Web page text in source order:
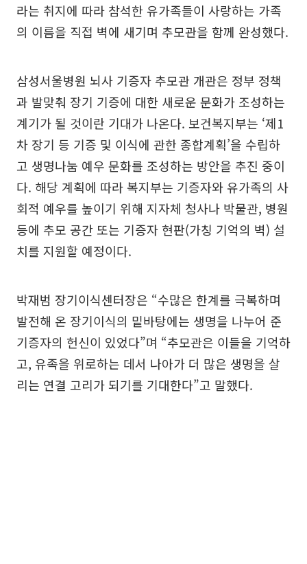
라는 취지에 따라 참석한 유가족들이 사랑하는 가족
의 이름을 직접 벽에 새기며 추모관을 함께 완성했다.
삼성서울병원 뇌사 기증자 추모관 개관은 정부 정책
과 발맞춰 장기 기증에 대한 새로운 문화가 조성하는
계기가 될 것이란 기대가 나온다. 보건복지부는 ‘제1
차 장기 등 기증 및 이식에 관한 종합계획’을 수립하
고 생명나눔 예우 문화를 조성하는 방안을 추진 중이
다. 해당 계획에 따라 복지부는 기증자와 유가족의 사
회적 예우를 높이기 위해 지자체 청사나 박물관, 병원
등에 추모 공간 또는 기증자 현판(가칭 기억의 벽) 설
치를 지원할 예정이다.
박재범 장기이식센터장은 “수많은 한계를 극복하며
발전해 온 장기이식의 밑바탕에는 생명을 나누어 준
기증자의 헌신이 있었다”며 “추모관은 이들을 기억하
고, 유족을 위로하는 데서 나아가 더 많은 생명을 살
리는 연결 고리가 되기를 기대한다”고 말했다.